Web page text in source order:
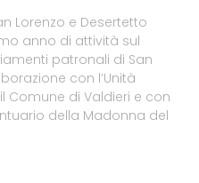
Lorenzo e Desertetto
anno di attività sul
patronali di San
con l’Unità
Comune di Valdieri e con
della Madonna del